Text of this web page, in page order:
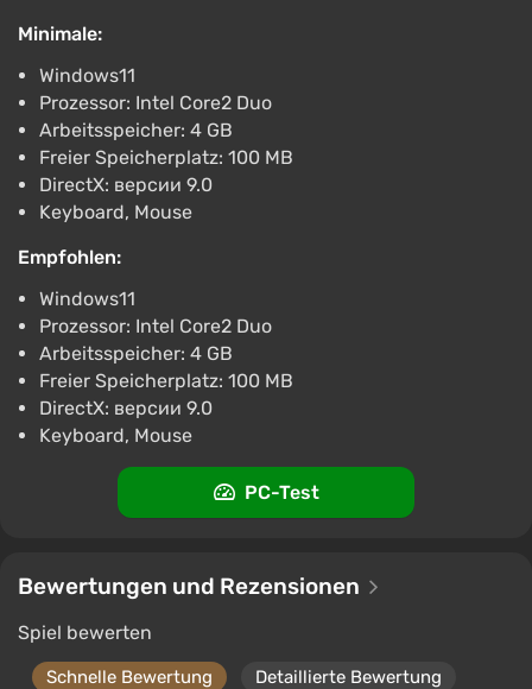
Minimale:
Windows11
Prozessor: Intel Core2 Duo
Arbeitsspeicher: 4 GB
Freier Speicherplatz: 100 MB
DirectX: версии 9.0
Keyboard, Mouse
Empfohlen:
Windows11
Prozessor: Intel Core2 Duo
Arbeitsspeicher: 4 GB
Freier Speicherplatz: 100 MB
DirectX: версии 9.0
Keyboard, Mouse
PC-Test
Bewertungen und Rezensionen
Spiel bewerten
Schnelle Bewertung Detaillierte Bewertung